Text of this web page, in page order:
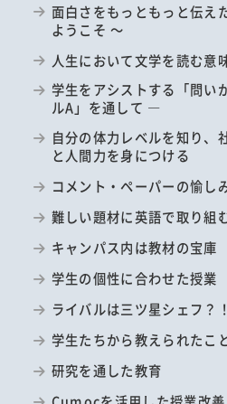
面白さをもっともっと伝
ようこそ ～
人生において文学を読む意
学生をアシストする「問
ルA」を通して ―
自分の体力レベルを知り、
と人間力を身につける
コメント・ペーパーの愉し
難しい題材に英語で取り組
キャンパス内は教材の宝庫
学生の個性に合わせた授業
ライバルは三ツ星シェフ？！
学生たちから教えられたこ
研究を通した教育